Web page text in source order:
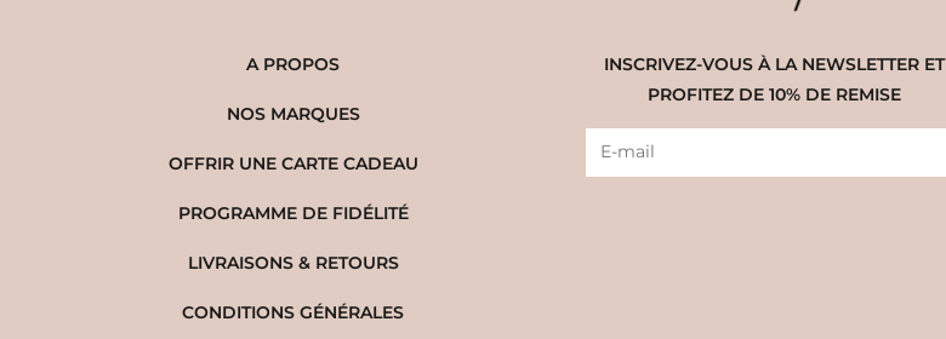
A PROPOS
NOS MARQUES
OFFRIR UNE CARTE CADEAU
PROGRAMME DE FIDÉLITÉ
LIVRAISONS & RETOURS
CONDITIONS GÉNÉRALES
INSCRIVEZ-VOUS À LA NEWSLETTER ET
PROFITEZ DE 10% DE REMISE